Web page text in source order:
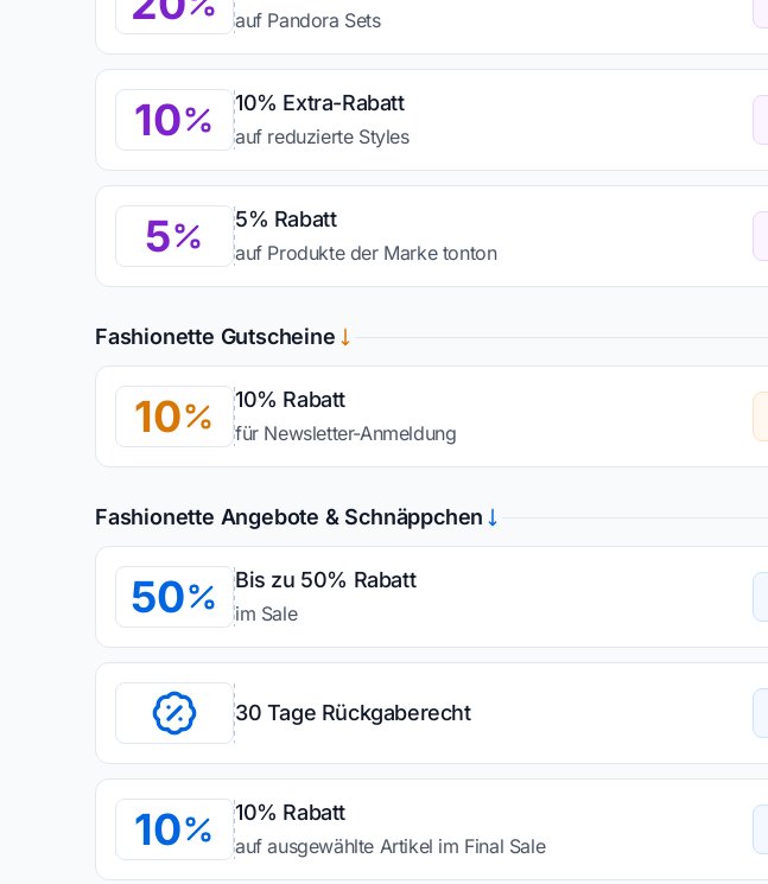
auf Pandora Sets
10 10% Extra-Rabatt
auf reduzierte Styles
5 5% Rabatt
auf Produkte der Marke tonton
Fashionette Gutscheine
10 10% Rabatt
für Newsletter-Anmeldung
Fashionette Angebote & Schnäppchen
50 Bis zu 50% Rabatt
im Sale
30 Tage Rückgaberecht
10 10% Rabatt
auf ausgewählte Artikel im Final Sale